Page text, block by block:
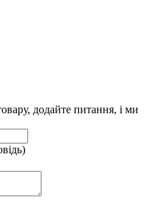
додайте питання, і ми